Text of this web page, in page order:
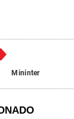
Mininter